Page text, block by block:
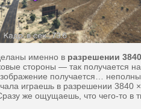
именно в разрешении
стороны — так получается
получается…
играешь в разрешении 3840
же ощущаешь, что чего-то в